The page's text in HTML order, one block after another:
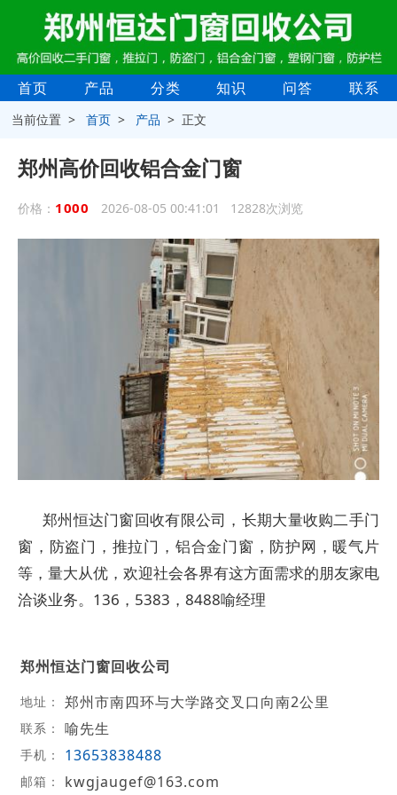
首页 产品 分类 知识 问答 联系
当前位置 >首页 > 产品 > 正文
郑州高价回收铝合金门窗
价格： 1000 2026-08-05 00:41:01 12828次浏览
郑州恒达门窗回收有限公司，长期大量收购二手门
窗，防盗门，推拉门，铝合金门窗，防护网，暖气片
等，量大从优，欢迎社会各界有这方面需求的朋友家电
洽谈业务。136，5383，8488喻经理
郑州恒达门窗回收公司
地址： 郑州市南四环与大学路交叉口向南2公里
联系： 喻先生
手机： 13653838488
邮箱： kwgjaugef@163.com